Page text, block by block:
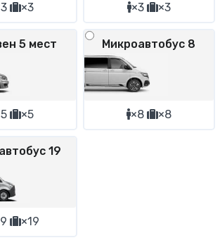
×3 ×3 ×3
5 мест
×5
Микроавтобус 8
×8 ×8
19
×19